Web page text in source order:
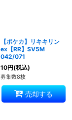
【ポケカ】リキキリン
ex【RR】SV5M
042/071
10円(税込)
募集数8枚
売却する